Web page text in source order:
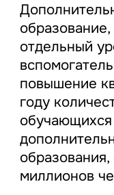
отдельный
повышение
году
миллионов